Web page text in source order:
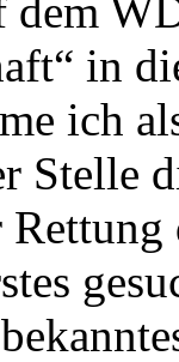
dem
in
ich
Stelle